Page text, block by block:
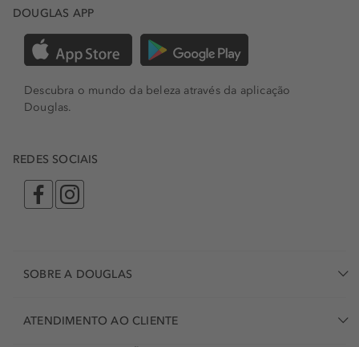
DOUGLAS APP
Descubra o mundo da beleza através da aplicação
Douglas.
REDES SOCIAIS
SOBRE A DOUGLAS
ATENDIMENTO AO CLIENTE